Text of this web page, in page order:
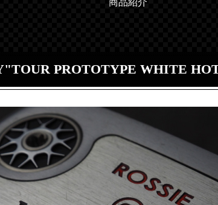
商品紹介
PROTOTYPE WHITE